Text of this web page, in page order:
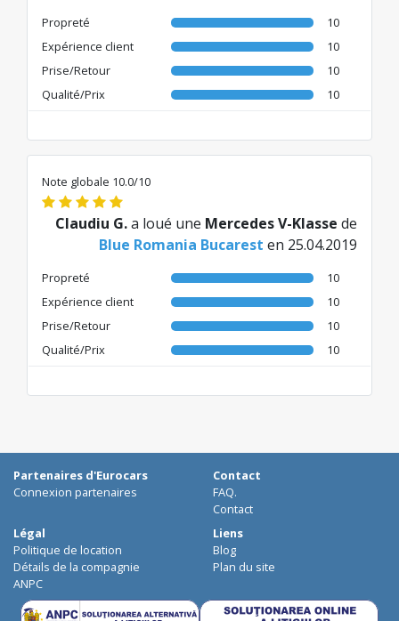
Propreté
10
Expérience client
10
Prise/Retour
10
Qualité/Prix
10
Note globale 10.0/10
Claudiu G.a loué une Mercedes V-Klasse de
Blue Romania Bucarest en 25.04.2019
Propreté
10
Expérience client
10
Prise/Retour
10
Qualité/Prix
10
Partenaires d'Eurocars
Connexion partenaires
Contact
FAQ.
Contact
Légal
Politique de location
Détails de la compagnie
ANPC
Liens
Blog
Plan du site